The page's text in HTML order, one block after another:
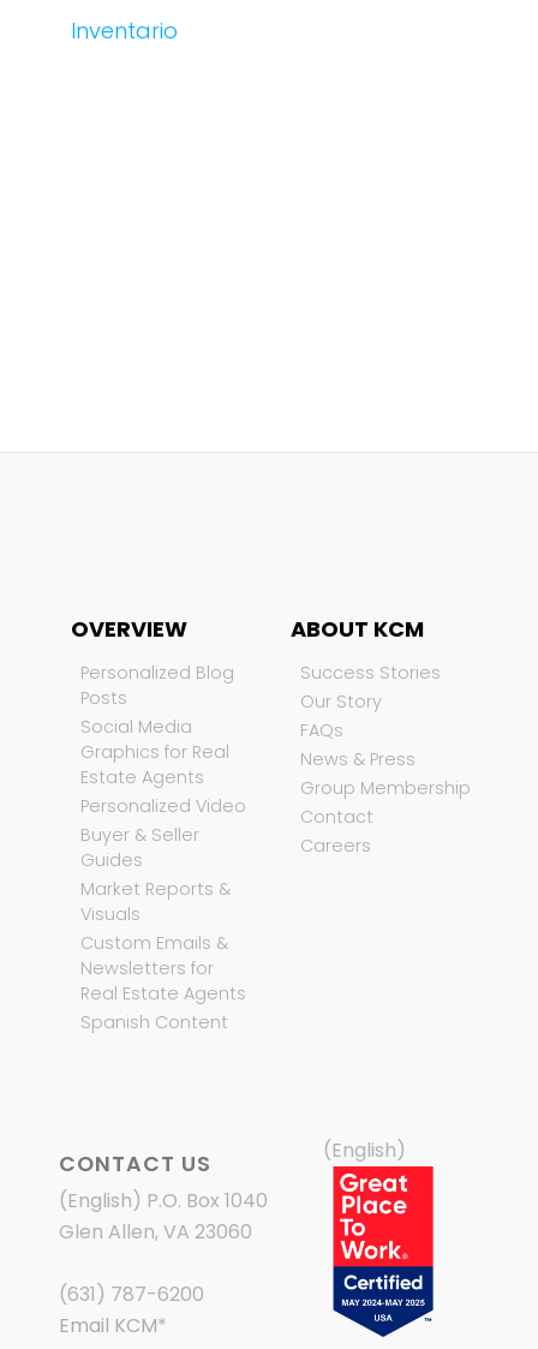
Inventario
OVERVIEW
Personalized Blog
Posts
Social Media
Graphics for Real
Estate Agents
Personalized Video
Buyer & Seller
Guides
Market Reports &
Visuals
Custom Emails &
Newsletters for
Real Estate Agents
Spanish Content
ABOUT KCM
Success Stories
Our Story
FAQs
News & Press
Group Membership
Contact
Careers
CONTACT US
(English) P.O. Box 1040
Glen Allen, VA 23060
(631) 787-6200
Email KCM*
(English)